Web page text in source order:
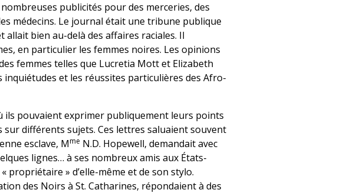
publicités pour des merceries, des
médecins. Le journal était une tribune publique
bien au-delà des affaires raciales. Il
en particulier les femmes noires. Les opinions
femmes telles que Lucretia Mott et Elizabeth
inquiétudes et les réussites particulières des Afro-
ils pouvaient exprimer publiquement leurs points
différents sujets. Ces lettres saluaient souvent
esclave, Mme N.D. Hopewell, demandait avec
lignes… à ses nombreux amis aux États-
» d’elle-même et de son stylo.
des Noirs à St. Catharines, répondaient à des